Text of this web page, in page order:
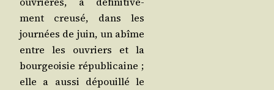
ment creu­sé, dans les
jour­nées de juin, un abîme
entre les ouvriers et la
bour­geoi­sie répu­bli­caine ;
elle a aus­si dépouillé le